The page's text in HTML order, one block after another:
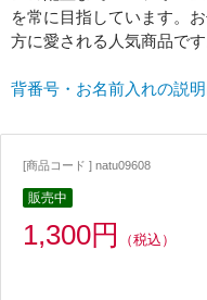
を常に目指しています。
方に愛される人気商品です
背番号・お名前入れの説
[商品コード ] natu09608
販売中
1,300円 （税込）